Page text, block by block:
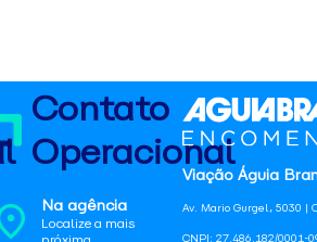
Viação Águia
Av. Mario Gurgel, 5030 |
CNPJ: 27.486.182/0001-
Contato
Operacional
Na agência
Localize a mais